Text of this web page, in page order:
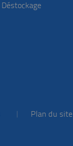
Déstockage
| Plan du site